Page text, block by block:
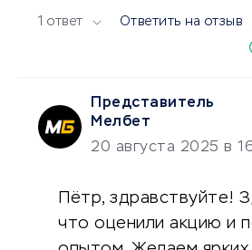
1 ответ Ответить на отзыв
Представитель
Мелбет
20 августа 2025 в
Пётр, здравствуйте!
что оценили акцию и